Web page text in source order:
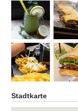
Stadtkarte